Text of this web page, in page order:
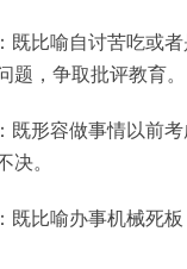
既比喻自讨苦吃或
，争取批评教育。
既形容做事情以前
。
既比喻办事机械死